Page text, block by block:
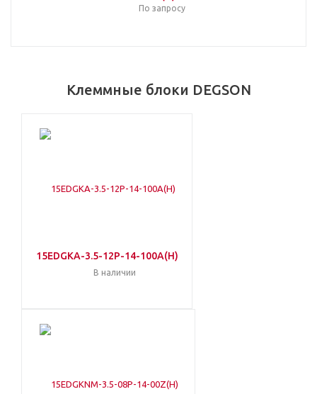
По запросу
Клеммные блоки DEGSON
15EDGKA-3.5-12P-14-100A(H)
В наличии